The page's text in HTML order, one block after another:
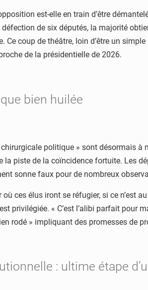
est-elle en train d’être
de six députés, la majorité
Ce coup de théâtre, loin d’être un
de la présidentielle de 2026.
bien huilée
politique » sont désormais
la piste de la coïncidence fortuite. Les
sonne faux pour de nombreux
ces élus iront se réfugier, si ce n’est
privilégiée. « C’est l’alibi parfait
rodé » impliquant des promesses de
: ultime étape